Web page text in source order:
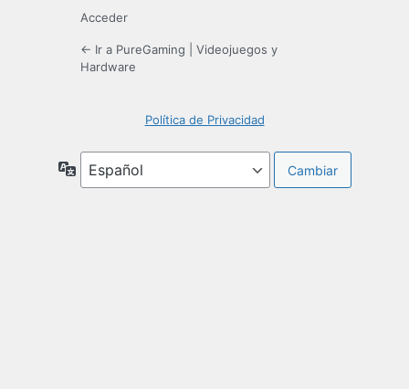
Acceder
← Ir a PureGaming | Videojuegos y
Hardware
Política de Privacidad
Idioma